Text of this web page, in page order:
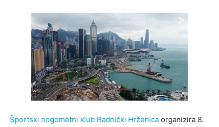
Športski nogometni klub Radnički Hrženica organizira 8.